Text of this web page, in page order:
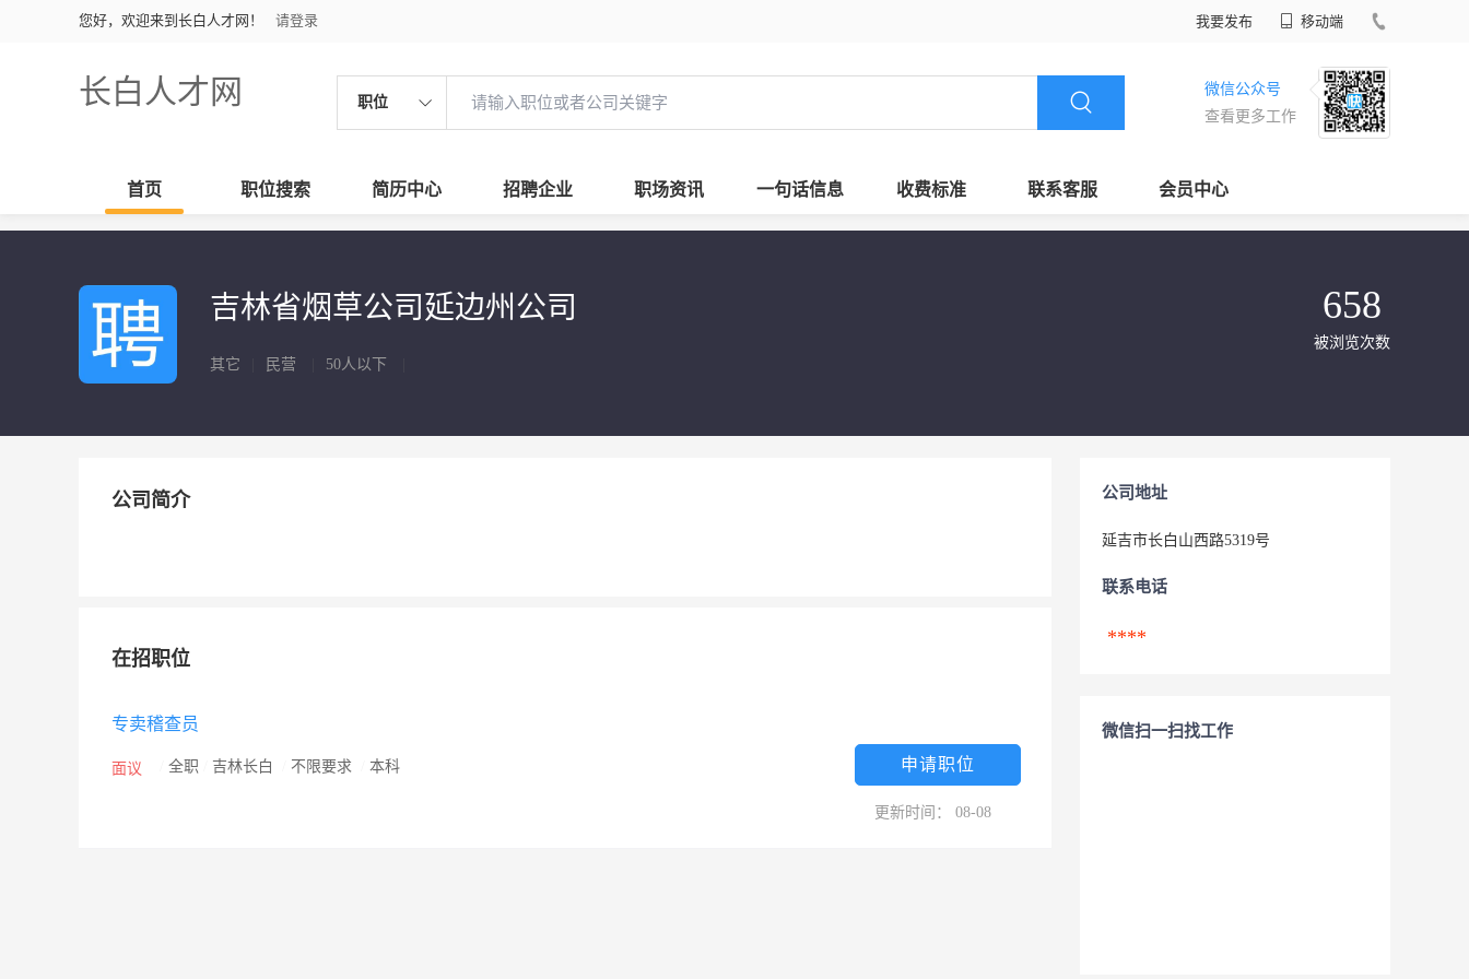
您好，欢迎来到长白人才网！ 请登录 我要发布 移动端
长白人才网 职位
微信公众号
查看更多工作
首页 职位搜索 简历中心 招聘企业 职场资讯 一句话信息 收费标准 联系客服 会员中心
吉林省烟草公司延边州公司
其它 民营 50人以下
658
被浏览次数
公司简介
在招职位
专卖稽查员
面议 全职 吉林长白 不限要求 本科 申请职位
更新时间： 08-08
公司地址
延吉市长白山西路5319号
联系电话
****
微信扫一扫找工作